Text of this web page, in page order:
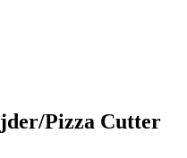
Pizza Cutter